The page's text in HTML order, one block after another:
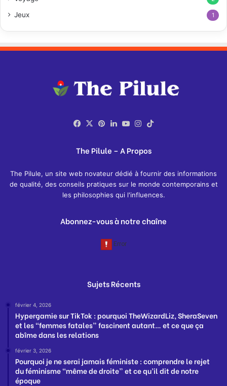
Jeux 1
Facebook
X Pinterest
Linkedin
YouTubeInstagram
The Pilule – A Propos
The Pilule, un site web novateur dédié à fournir des informations
de qualité, des conseils pratiques sur le monde contemporains et
les philosophies qui l'influences.
Abonnez-vous à notre chaîne
Sujets Récents
février 4, 2026
Hypergamie sur TikTok : pourquoi TheWizardLiz, SheraSeven
et les “femmes fatales” fascinent autant… et ce que ça
abîme dans les relations
février 3, 2026
Pourquoi je ne serai jamais féministe : comprendre le rejet
du féminisme “même de droite” et ce qu’il dit de notre
époque